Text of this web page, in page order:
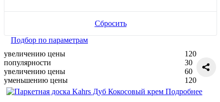
Сбросить
Подбор по параметрам
увеличению цены
популярности
увеличению цены
уменьшению цены
120
30
60
120
Подробнее